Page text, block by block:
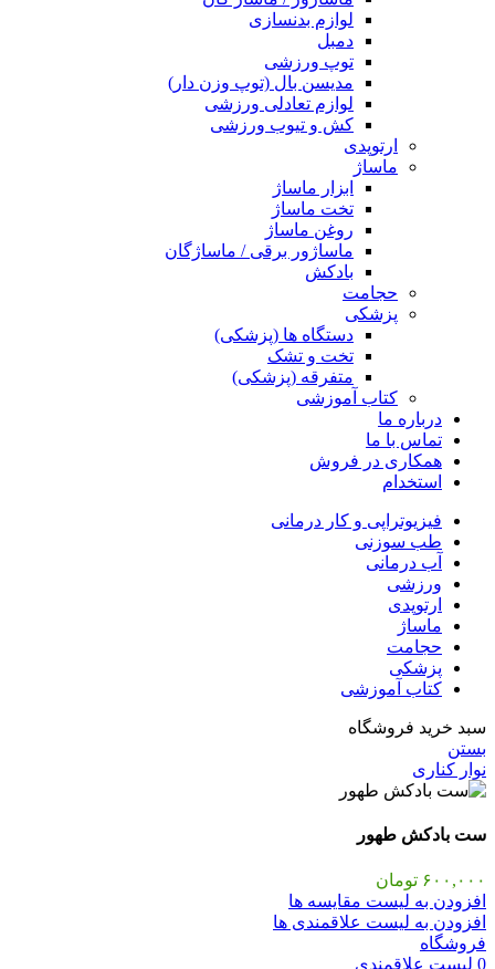
لوازم بدنسازی
دمبل
توپ ورزشی
مدیسن بال (توپ وزن دار)
لوازم تعادلی ورزشی
کش و تیوب ورزشی
ارتوپدی
ماساژ
ابزار ماساژ
تخت ماساژ
روغن ماساژ
ماساژور برقی / ماساژگان
بادکش
حجامت
پزشکی
دستگاه ها (پزشکی)
تخت و تشک
متفرقه (پزشکی)
کتاب آموزشی
درباره ما
تماس با ما
همکاری در فروش
استخدام
فیزیوتراپی و کار درمانی
طب سوزنی
آب درمانی
ورزشی
ارتوپدی
ماساژ
حجامت
پزشکی
کتاب آموزشی
سبد خرید فروشگاه
بستن
نوار کناری
ست بادکش طهور
۶۰۰,۰۰۰ تومان
افزودن به لیست مقایسه ها
افزودن به لیست علاقمندی ها
فروشگاه
0 لیست علاقمندی